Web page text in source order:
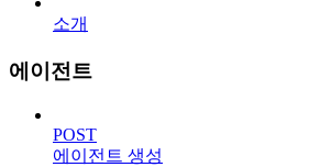
소개
에이전트
POST
에이전트 생성